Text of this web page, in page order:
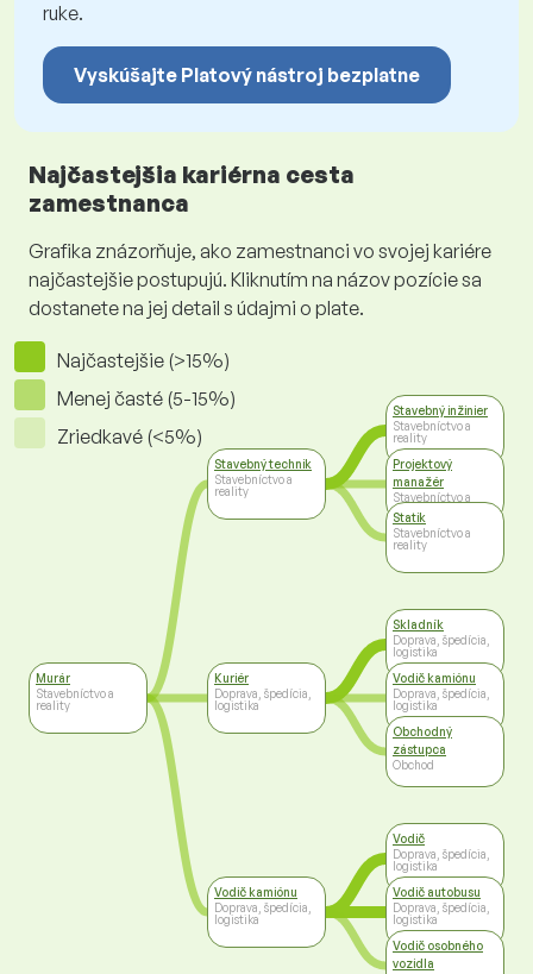
ruke.
Vyskúšajte Platový nástroj bezplatne
Najčastejšia kariérna cesta
zamestnanca
Grafika znázorňuje, ako zamestnanci vo svojej kariére
najčastejšie postupujú. Kliknutím na názov pozície sa
dostanete na jej detail s údajmi o plate.
Najčastejšie (>15%)
Menej časté (5-15%)
Zriedkavé (<5%)
Murár
Stavebníctvo a
reality
Stavebný technik
Stavebníctvo a
reality
Kuriér
Doprava, špedícia,
logistika
Vodič kamiónu
Doprava, špedícia,
logistika
Stavebný inžinier
Stavebníctvo a
reality
Projektový
manažér
Stavebníctvo a
reality
Statik
Stavebníctvo a
reality
Skladník
Doprava, špedícia,
logistika
Vodič kamiónu
Doprava, špedícia,
logistika
Obchodný
zástupca
Obchod
Vodič
Doprava, špedícia,
logistika
Vodič autobusu
Doprava, špedícia,
logistika
Vodič osobného
vozidla